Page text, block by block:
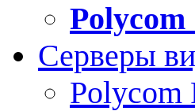
Серверы
Polycom